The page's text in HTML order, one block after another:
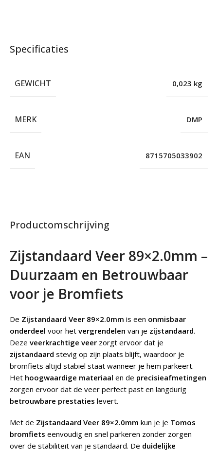
Productomschrijving
Zijstandaard Veer 89×2.0mm –
Duurzaam en Betrouwbaar
voor je Bromfiets
De Zijstandaard Veer 89×2.0mm is een onmisbaar
onderdeel voor het vergrendelen van je zijstandaard.
Deze veerkrachtige veer zorgt ervoor dat je
zijstandaard stevig op zijn plaats blijft, waardoor je
bromfiets altijd stabiel staat wanneer je hem parkeert.
Het hoogwaardige materiaal en de precisieafmetingen
zorgen ervoor dat de veer perfect past en langdurig
betrouwbare prestaties levert.
Met de Zijstandaard Veer 89×2.0mm kun je je Tomos
bromfiets eenvoudig en snel parkeren zonder zorgen
over de stabiliteit van je standaard. De duidelijke
Specificaties
GEWICHT 0,023 kg
MERK DMP
EAN 8715705033902